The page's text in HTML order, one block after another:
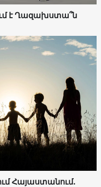
է Ղազախստա՞ն
Հայաստանում.